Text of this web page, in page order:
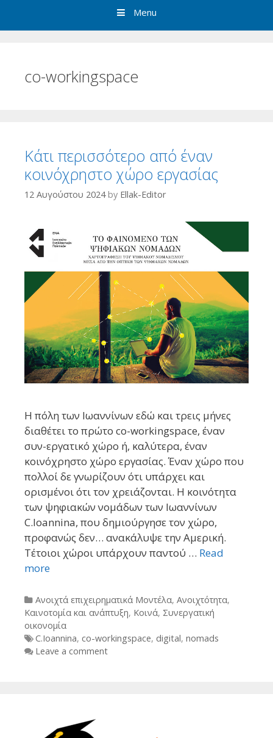
Menu
co-workingspace
Κάτι περισσότερο από έναν
κοινόχρηστο χώρο εργασίας
12 Αυγούστου 2024 by Ellak-Editor
Η πόλη των Ιωαννίνων εδώ και τρεις μήνες
διαθέτει το πρώτο co-workingspace, έναν
συν-εργατικό χώρο ή, καλύτερα, έναν
κοινόχρηστο χώρο εργασίας. Έναν χώρο που
πολλοί δε γνωρίζουν ότι υπάρχει και
ορισμένοι ότι τον χρειάζονται. Η κοινότητα
των ψηφιακών νομάδων των Ιωαννίνων
C.Ioannina, που δημιούργησε τον χώρο,
προφανώς δεν… ανακάλυψε την Αμερική.
Τέτοιοι χώροι υπάρχουν παντού … Read
more
Categories
Ανοιχτά επιχειρηματικά Μοντέλα, Ανοιχτότητα,
Καινοτομία και ανάπτυξη, Κοινά, Συνεργατική
οικονομία
Tags
C.Ioannina, co-workingspace, digital, nomads
Leave a comment